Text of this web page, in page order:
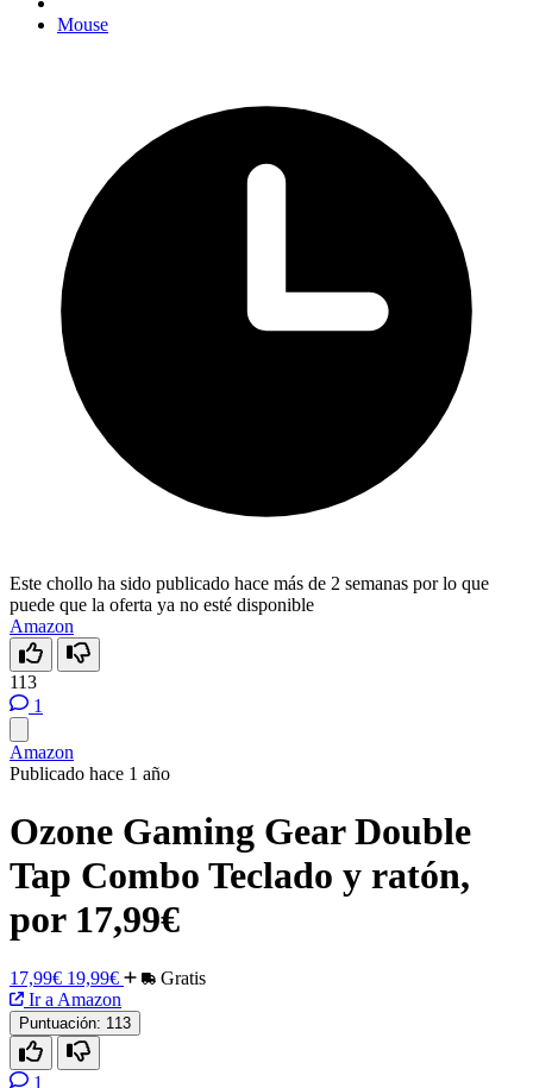
Mouse
Este chollo ha sido publicado hace más de 2 semanas por lo que
puede que la oferta ya no esté disponible
Amazon
113
1
Amazon
Publicado hace 1 año
Ozone Gaming Gear Double
Tap Combo Teclado y ratón,
por 17,99€
17,99€ 19,99€
Gratis
Ir a Amazon
Puntuación: 113
1